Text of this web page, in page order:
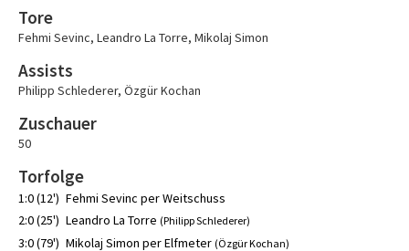
Tore
Fehmi Sevinc, Leandro La Torre, Mikolaj Simon
Assists
Philipp Schlederer, Özgür Kochan
Zuschauer
50
Torfolge
1:0 (12') Fehmi Sevinc per Weitschuss
2:0 (25') Leandro La Torre (Philipp Schlederer)
3:0 (79') Mikolaj Simon per Elfmeter (Özgür Kochan)